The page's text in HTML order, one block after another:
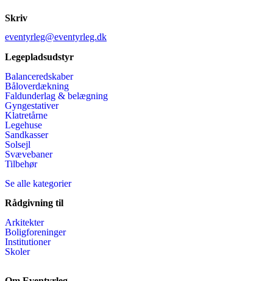
Skriv
eventyrleg@eventyrleg.dk
Legepladsudstyr
Balanceredskaber
Båloverdækning
Faldunderlag & belægning
Gyngestativer
Klatretårne
Legehuse
Sandkasser
Solsejl
Svævebaner
Tilbehør
Se alle kategorier
Rådgivning til
Arkitekter
Boligforeninger
Institutioner
Skoler